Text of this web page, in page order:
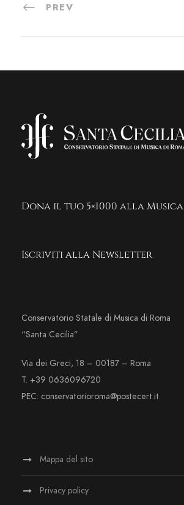
PREV
Dona il tuo 5×1000 alla Musica
Iscriviti alla Newsletter
Conservatorio Statale di Musica di Roma
“Santa Cecilia”
Via dei Greci, 18 – 00187 – Roma
T. +39 0636096720
PEC: conservatorioroma@postecert.it
Mappa del sito
Privacy policy